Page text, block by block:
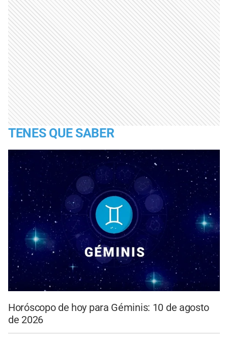
TENES QUE SABER
Horóscopo de hoy para Géminis: 10 de agosto
de 2026